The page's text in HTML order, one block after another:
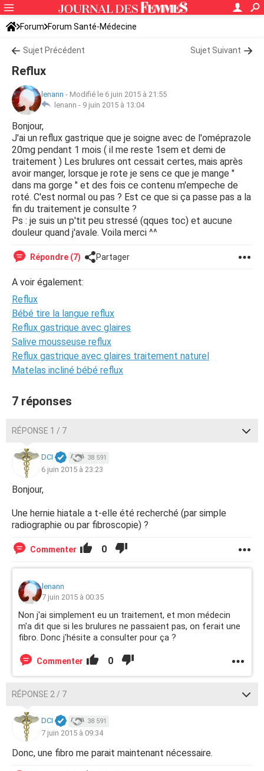
Forum Forum Santé-Médecine
Symptômes et maladies courantes
Sujet Précédent Sujet Suivant
Reflux
lenann - Modifié le 6 juin 2015 à 21:55
lenann - 9 juin 2015 à 13:04
Bonjour,
J'ai un reflux gastrique que je soigne avec de l'oméprazole
20mg pendant 1 mois ( il me reste 1sem et demi de
traitement ) Les brulures ont cessait certes, mais après
avoir manger, lorsque je rote je sens ce que je mange "
dans ma gorge " et des fois ce contenu m'empeche de
roté. C'est normal ou pas ? Est ce que si ça passe pas a la
fin du traitement je consulte ?
Ps : je suis un p'tit peu stressé (qques toc) et aucune
douleur quand j'avale. Voila merci ^^
Répondre (7) Partager
A voir également:
Reflux
Bébé tire la langue reflux
Reflux gastrique avec glaires
Salive mousseuse reflux
Reflux gastrique avec glaires traitement naturel
Matelas incliné bébé reflux
7 réponses
RÉPONSE 1 / 7
DCI 38 591
6 juin 2015 à 23:23
Bonjour,
Une hernie hiatale a t-elle été recherché (par simple
radiographie ou par fibroscopie) ?
Commenter 0
lenann
7 juin 2015 à 00:35
Non j'ai simplement eu un traitement, et mon médecin
m'a dit que si les brulures ne passaient pas, on ferait une
fibro. Donc j'hésite a consulter pour ça ?
Commenter 0
RÉPONSE 2 / 7
DCI 38 591
7 juin 2015 à 09:34
Donc, une fibro me parait maintenant nécessaire.